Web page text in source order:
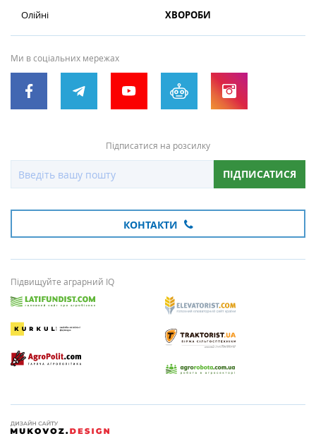
Олійні
ХВОРОБИ
Ми в соціальних мережах
Підписатися на розсилку
ПІДПИСАТИСЯ
КОНТАКТИ
Підвищуйте аграрний IQ